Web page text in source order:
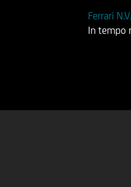
Ferrari N.V.
In tempo